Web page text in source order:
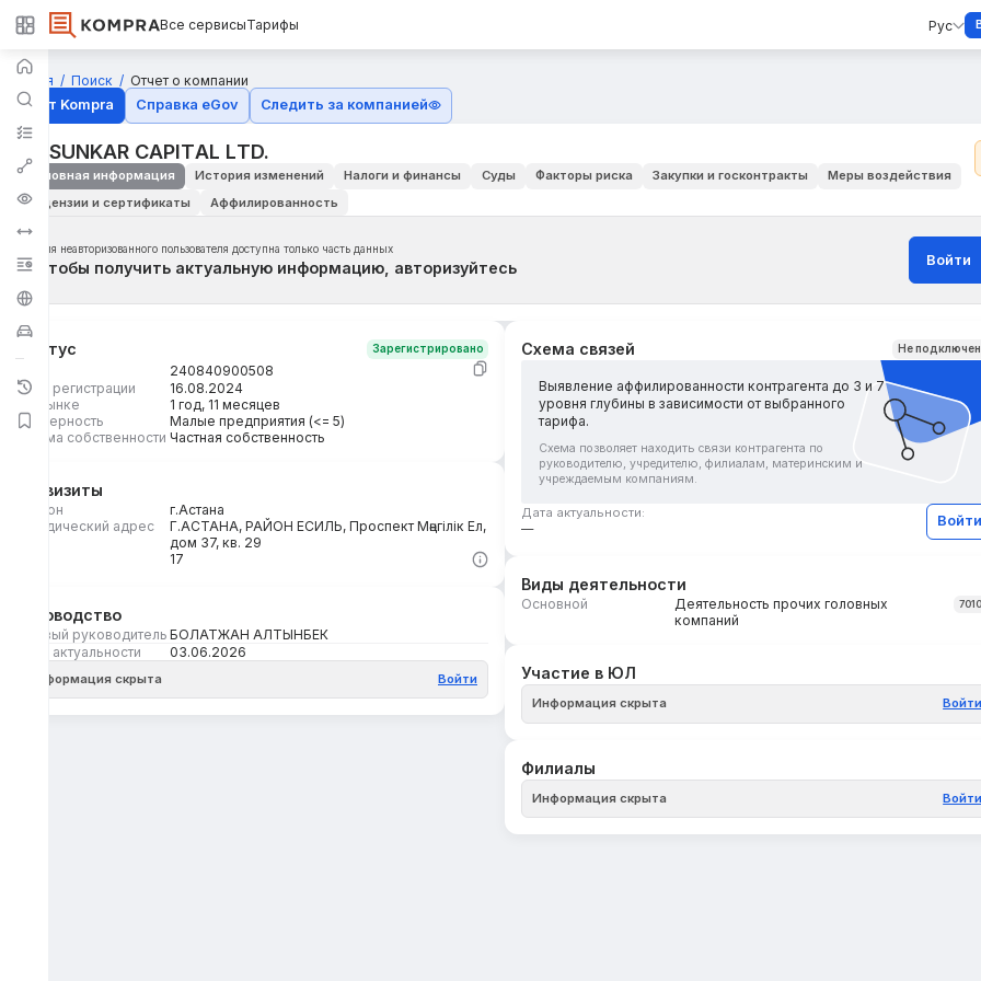
Все сервисыТарифы Рус
Главная Поиск
Отчет о компании
Отчёт Kompra
Справка eGov Следить за компанией
ЧК SUNKAR CAPIТAL LТD.
Основная информация История изменений Налоги и финансы Суды Факторы риска Закупки и госконтракты
Меры воздействия
Лицензии и сертификаты
Аффилированность
Для неавторизованного пользователя доступна только часть данных
Чтобы получить актуальную информацию, авторизуйтесь Войти
Статус Зарегистрировано
240840900508
Дата регистрации
16.08.2024
На рынке
1 год, 11 месяцев
Размерность
Малые предприятия (<= 5)
Форма собственности Частная собственность
Реквизиты
Регион
г.Астана
Юридический адрес
Г.АСТАНА, РАЙОН ЕСИЛЬ, Проспект Мәңгілік Ел,
дом 37, кв. 29
17
Руководство
Первый руководитель БОЛАТЖАН АЛТЫНБЕК
Дата актуальности
03.06.2026
Информация скрыта Войти
Схема связей Не
Выявление аффилированности контрагента до 3 и 7
уровня глубины в зависимости от выбранного
тарифа.
Схема позволяет находить связи контрагента по
руководителю, учредителю, филиалам, материнским и
учреждаемым компаниям.
Дата актуальности:
—
Войти
Виды деятельности
Основной
Деятельность прочих головных
компаний
Участие в ЮЛ
Информация скрыта Войти
Филиалы
Информация скрыта Войти